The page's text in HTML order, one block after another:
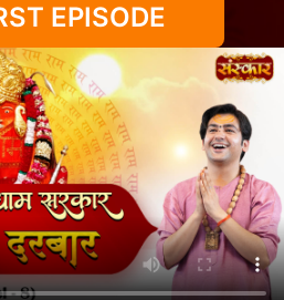
EPISODE